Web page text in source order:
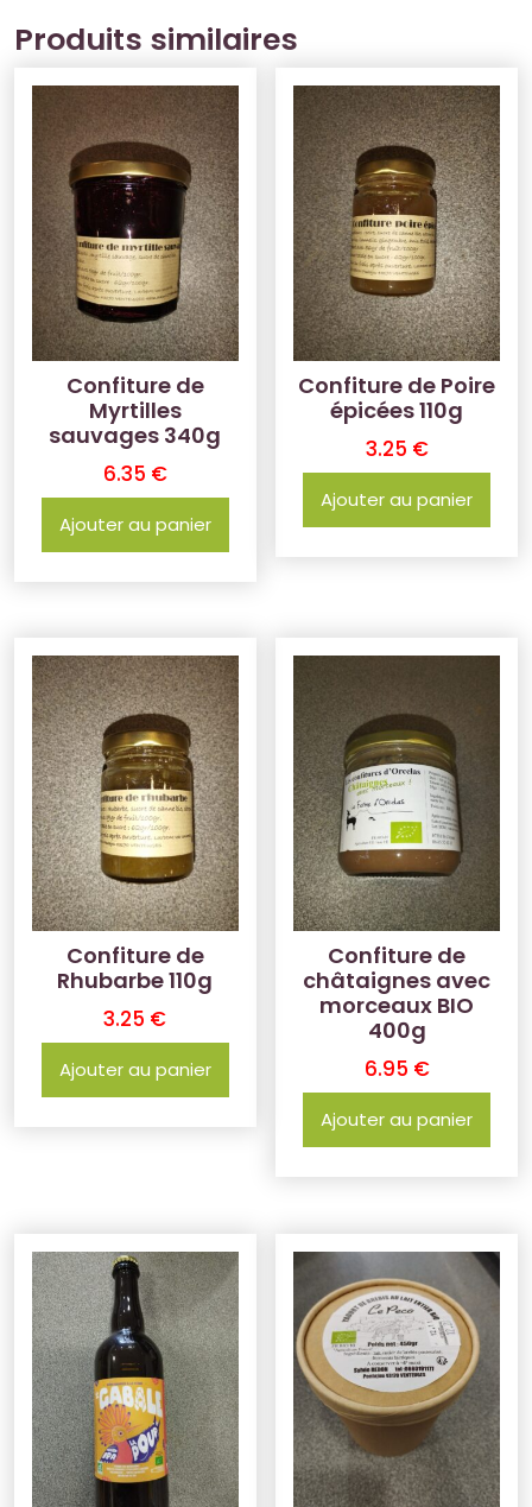
Produits similaires
Confiture de
Myrtilles
sauvages 340g
6.35 €
Ajouter au panier
Confiture de Poire
épicées 110g
3.25 €
Ajouter au panier
Confiture de
Rhubarbe 110g
3.25 €
Ajouter au panier
Confiture de
châtaignes avec
morceaux BIO
400g
6.95 €
Ajouter au panier